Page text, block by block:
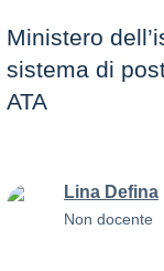
Ministero
sistema di
ATA
Lina Defina
Non docente